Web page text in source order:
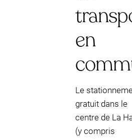
en
Le
gratuit dans le
centre de La
(y compris